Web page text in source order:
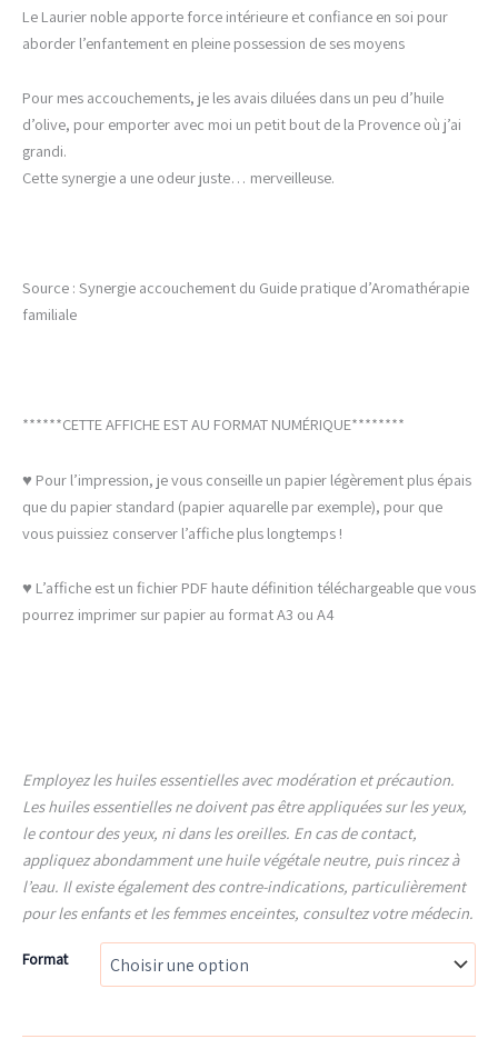
Le Laurier noble apporte force intérieure et confiance en soi pour
aborder l’enfantement en pleine possession de ses moyens
Pour mes accouchements, je les avais diluées dans un peu d’huile
d’olive, pour emporter avec moi un petit bout de la Provence où j’ai
grandi.
Cette synergie a une odeur juste… merveilleuse.
Source : Synergie accouchement du Guide pratique d’Aromathérapie
familiale
******CETTE AFFICHE EST AU FORMAT NUMÉRIQUE********
♥ Pour l’impression, je vous conseille un papier légèrement plus épais
que du papier standard (papier aquarelle par exemple), pour que
vous puissiez conserver l’affiche plus longtemps !
♥ L’affiche est un fichier PDF haute définition téléchargeable que vous
pourrez imprimer sur papier au format A3 ou A4
Employez les huiles essentielles avec modération et précaution.
Les huiles essentielles ne doivent pas être appliquées sur les yeux,
le contour des yeux, ni dans les oreilles. En cas de contact,
appliquez abondamment une huile végétale neutre, puis rincez à
l’eau. Il existe également des contre-indications, particulièrement
pour les enfants et les femmes enceintes, consultez votre médecin.
Format